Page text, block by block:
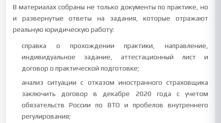
В материалах собраны не только документы по практике, но
и развернутые ответы на задания, которые отражают
реальную юридическую работу:
справка о прохождении практики, направление,
индивидуальное задание, аттестационный лист и
договор о практической подготовке;
анализ ситуации с отказом иностранного страховщика
заключить договор в декабре 2020 года с учетом
обязательств России по ВТО и пробелов внутреннего
регулирования;